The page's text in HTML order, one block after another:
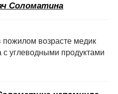
Соломатина
возрасте медик
с углеводными продуктами